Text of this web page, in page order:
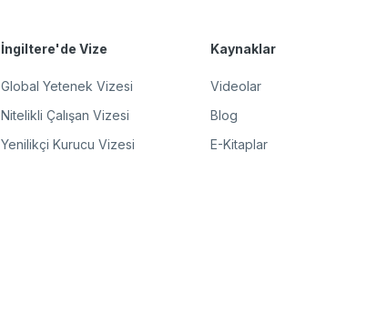
İngiltere'de Vize
Global Yetenek Vizesi
Nitelikli Çalışan Vizesi
Yenilikçi Kurucu Vizesi
Kaynaklar
Videolar
Blog
E-Kitaplar